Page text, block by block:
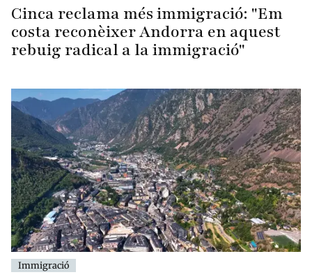
Cinca reclama més immigració: "Em
costa reconèixer Andorra en aquest
rebuig radical a la immigració"
Immigració